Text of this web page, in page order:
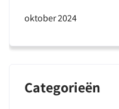
oktober 2024
Categorieën